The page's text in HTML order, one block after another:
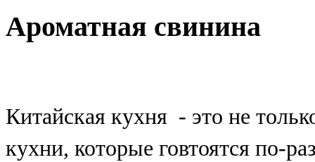
Ароматная свинина
Китайская кухня - это не
кухни, которые говтоятся по-